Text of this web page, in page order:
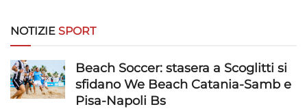
NOTIZIE SPORT
Beach Soccer: stasera a Scoglitti si
sfidano We Beach Catania-Samb e
Pisa-Napoli Bs